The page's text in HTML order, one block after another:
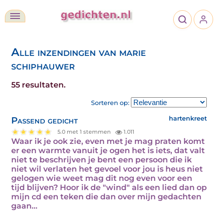
Alle inzendingen van marie
schiphauwer
55 resultaten.
Sorteren op:
Passend gedicht hartenkreet
5.0 met 1 stemmen 1.011
Waar ik je ook zie, even met je mag praten komt
er een warmte vanuit je ogen het is iets, dat valt
niet te beschrijven je bent een persoon die ik
niet wil verlaten het gevoel voor jou is heus niet
gelogen wie weet mag dit nog even voor een
tijd blijven? Hoor ik de "wind" als een lied dan op
mijn cd een teken die dan over mijn gedachten
gaan…